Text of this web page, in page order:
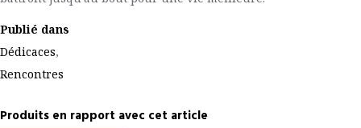
Publié dans
Dédicaces,
Rencontres
Produits en rapport avec cet article